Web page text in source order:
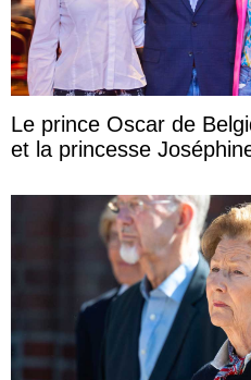
Le prince Oscar de
et la princesse